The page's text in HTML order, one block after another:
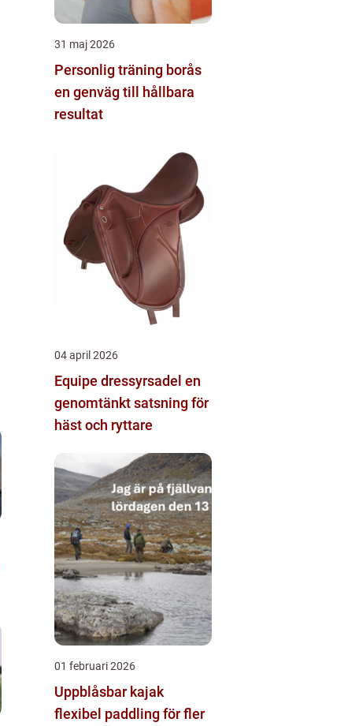
31 maj 2026
Personlig träning borås
en genväg till hållbara
resultat
04 april 2026
Equipe dressyrsadel en
genomtänkt satsning för
häst och ryttare
01 februari 2026
Uppblåsbar kajak
flexibel paddling för fler